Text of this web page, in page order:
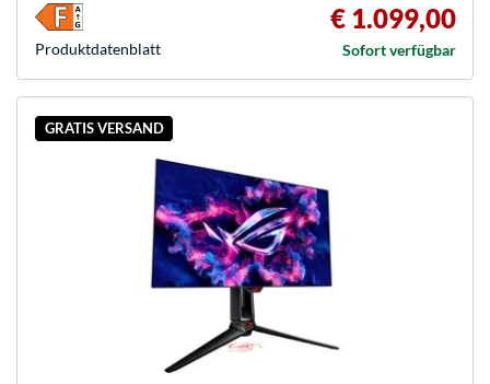
€ 1.099,00
Sofort verfügbar
Produkt­datenblatt
GRATIS VERSAND